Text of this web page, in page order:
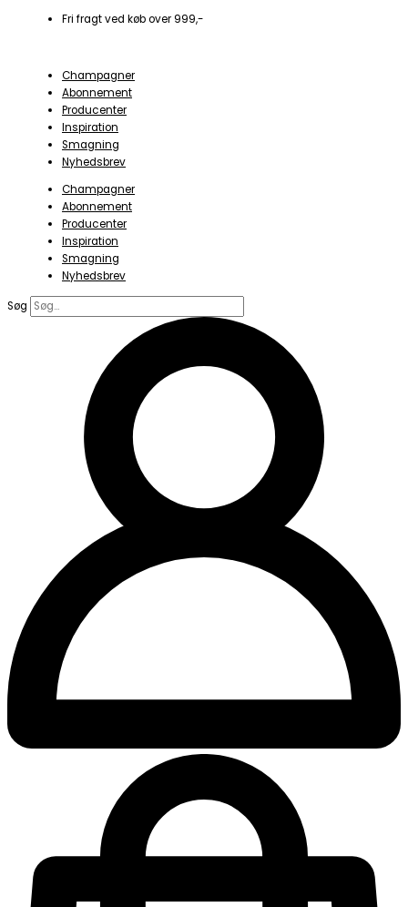
Fri fragt ved køb over 999,-
Champagner
Abonnement
Producenter
Inspiration
Smagning
Nyhedsbrev
Champagner
Abonnement
Producenter
Inspiration
Smagning
Nyhedsbrev
Søg